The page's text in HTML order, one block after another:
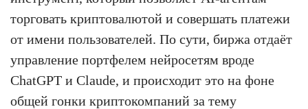
торговать криптовалютой и совершать платежи
от имени пользователей. По сути, биржа отдаёт
управление портфелем нейросетям вроде
ChatGPT и Claude, и происходит это на фоне
общей гонки криптокомпаний за тему